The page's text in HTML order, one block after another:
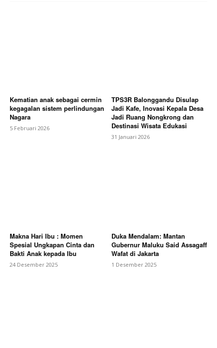
Kematian anak sebagai cermin
kegagalan sistem perlindungan
Nagara
5 Februari 2026
TPS3R Balonggandu Disulap
Jadi Kafe, Inovasi Kepala Desa
Jadi Ruang Nongkrong dan
Destinasi Wisata Edukasi
31 Januari 2026
Makna Hari Ibu : Momen
Spesial Ungkapan Cinta dan
Bakti Anak kepada Ibu
24 Desember 2025
Duka Mendalam: Mantan
Gubernur Maluku Said Assagaff
Wafat di Jakarta
1 Desember 2025